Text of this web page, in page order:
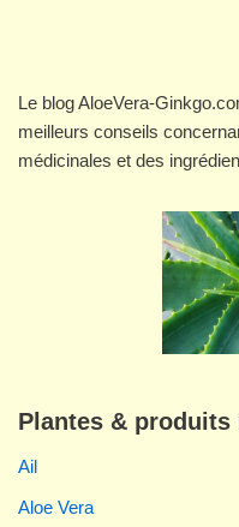
Le blog AloeVera-
meilleurs conseils
médicinales et des
Plantes & produits
Ail
Aloe Vera